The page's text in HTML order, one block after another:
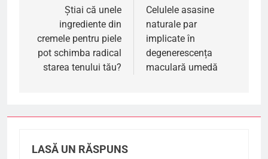
articole
Știai că unele
ingrediente din
cremele pentru piele
pot schimba radical
starea tenului tău?
Celulele asasine
naturale par
implicate în
degenerescența
maculară umedă
LASĂ UN RĂSPUNS